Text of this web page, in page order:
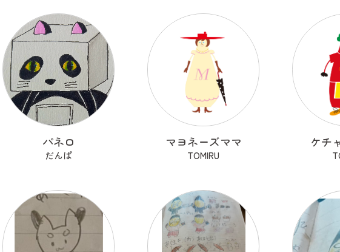
パネロ
だんぱ
マヨネーズママ
TOMIRU
ケチ